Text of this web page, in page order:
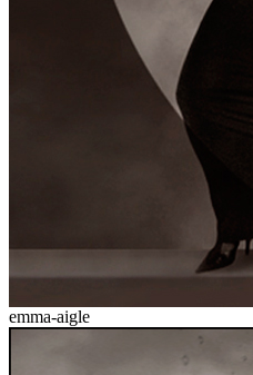
emma-aigle